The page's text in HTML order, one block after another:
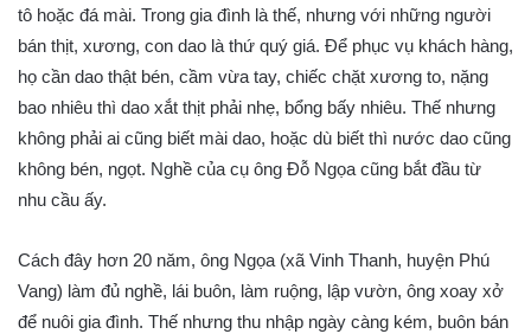
tô hoặc đá mài. Trong gia đình là thế, nhưng với những người
bán thịt, xương, con dao là thứ quý giá. Để phục vụ khách hàng,
họ cần dao thật bén, cầm vừa tay, chiếc chặt xương to, nặng
bao nhiêu thì dao xắt thịt phải nhẹ, bổng bấy nhiêu. Thế nhưng
không phải ai cũng biết mài dao, hoặc dù biết thì nước dao cũng
không bén, ngọt. Nghề của cụ ông Đỗ Ngọa cũng bắt đầu từ
nhu cầu ấy.
Cách đây hơn 20 năm, ông Ngọa (xã Vinh Thanh, huyện Phú
Vang) làm đủ nghề, lái buôn, làm ruộng, lập vườn, ông xoay xở
để nuôi gia đình. Thế nhưng thu nhập ngày càng kém, buôn bán